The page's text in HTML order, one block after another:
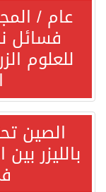
عام /
فسائل
للعلوم
الصين
بالليزر